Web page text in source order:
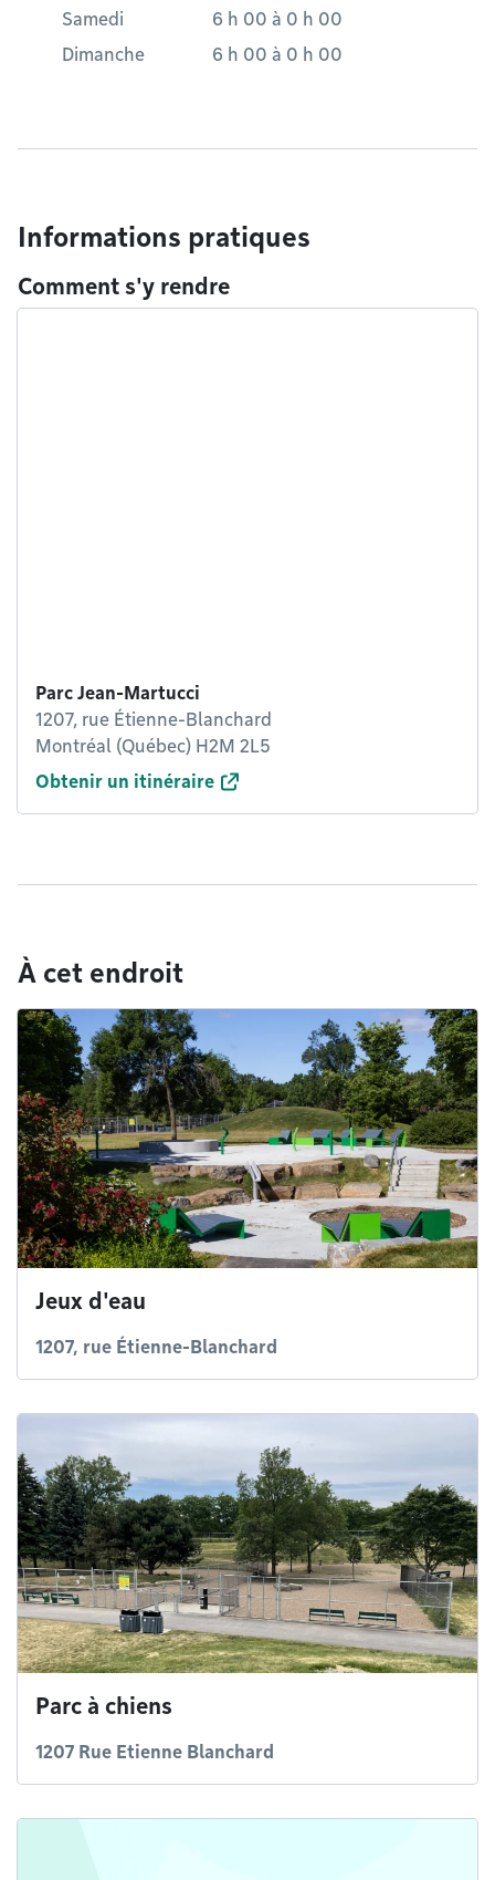
Samedi 6 h 00 à 0 h 00
Dimanche
6 h 00 à 0 h 00
Informations pratiques
Comment s'y rendre
Parc Jean-Martucci
1207, rue Étienne-Blanchard
Montréal (Québec) H2M 2L5
Obtenir un itinéraire
À cet endroit
Jeux d'eau
1207, rue Étienne-Blanchard
Parc à chiens
1207 Rue Etienne Blanchard